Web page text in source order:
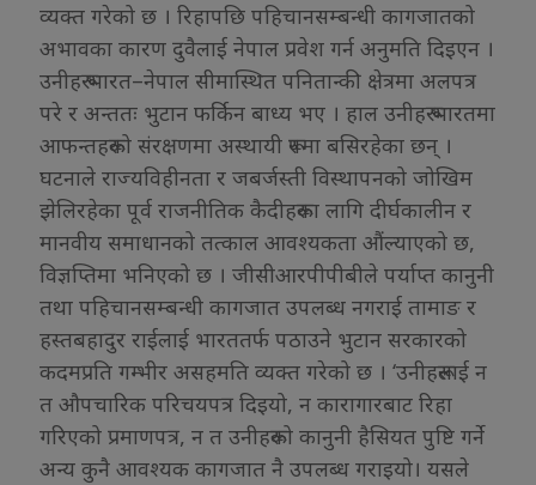
व्यक्त गरेको छ । रिहापछि पहिचानसम्बन्धी कागजातको
अभावका कारण दुवैलाई नेपाल प्रवेश गर्न अनुमति दिइएन ।
उनीहरू भारत–नेपाल सीमास्थित पनितान्की क्षेत्रमा अलपत्र
परे र अन्ततः भुटान फर्किन बाध्य भए । हाल उनीहरू भारतमा
आफन्तहरूको संरक्षणमा अस्थायी रूपमा बसिरहेका छन् ।
घटनाले राज्यविहीनता र जबर्जस्ती विस्थापनको जोखिम
झेलिरहेका पूर्व राजनीतिक कैदीहरूका लागि दीर्घकालीन र
मानवीय समाधानको तत्काल आवश्यकता औंल्याएको छ,
विज्ञप्तिमा भनिएको छ । जीसीआरपीपीबीले पर्याप्त कानुनी
तथा पहिचानसम्बन्धी कागजात उपलब्ध नगराई तामाङ र
हस्तबहादुर राईलाई भारततर्फ पठाउने भुटान सरकारको
कदमप्रति गम्भीर असहमति व्यक्त गरेको छ । ‘उनीहरूलाई न
त औपचारिक परिचयपत्र दिइयो, न कारागारबाट रिहा
गरिएको प्रमाणपत्र, न त उनीहरूको कानुनी हैसियत पुष्टि गर्ने
अन्य कुनै आवश्यक कागजात नै उपलब्ध गराइयो। यसले